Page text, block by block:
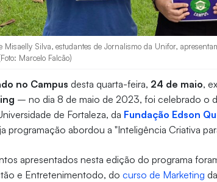
Misaelly Silva, estudantes de Jornalismo da Unifor,
Marcelo Falcão)
no Campus desta quarta-feira, 24 de maio,
– no dia 8 de maio de 2023, foi celebrado o
de Fortaleza, da Fundação Edson
programação abordou a "Inteligência Criativa
apresentados nesta edição do programa
e Entretenimentodo, docurso de Marketing